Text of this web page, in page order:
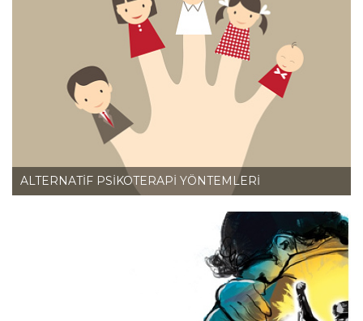
ALTERNATİF PSİKOTERAPİ YÖNTEMLERİ